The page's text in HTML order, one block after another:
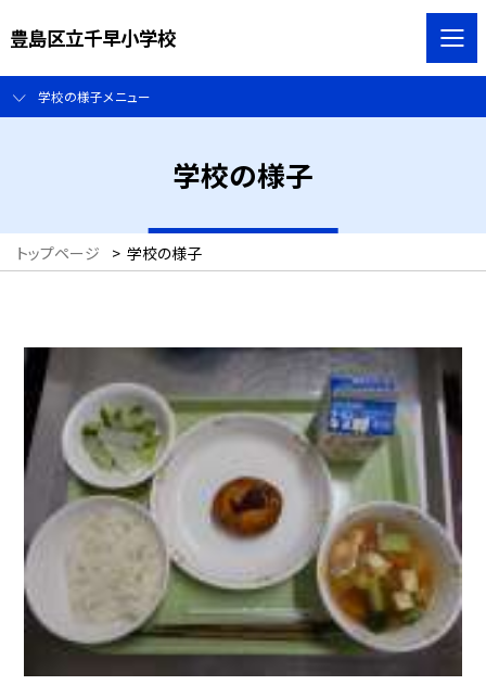
豊島区立千早小学校
学校の様子メニュー
学校の様子
トップページ > 学校の様子